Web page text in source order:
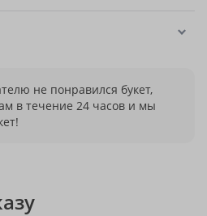
не понравился букет,
в течение 24 часов и мы